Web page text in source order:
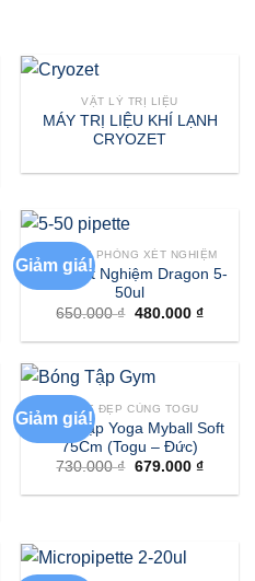
₫.
VẬT LÝ TRỊ LIỆU
MÁY TRỊ LIỆU KHÍ LẠNH
CRYOZET
₫.
Giảm giá!
THIẾT BỊ PHÒNG XÉT NGHIỆM
Pipet Xét Nghiệm Dragon 5-
50ul
650.000₫ Giá
là:
480.000 ₫Giá
tại
₫.
Giảm giá!
KHỎE ĐẸP CÙNG TOGU
Bóng Tập Yoga Myball Soft
75Cm (Togu – Đức)
730.000₫ Giá
là:
679.000 ₫Giá
tại